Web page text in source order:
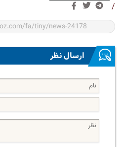
/
ارسال نظر